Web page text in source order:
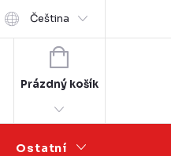
Čeština
NÁKUPNÍ
KOŠÍK
Prázdný košík
Ostatní